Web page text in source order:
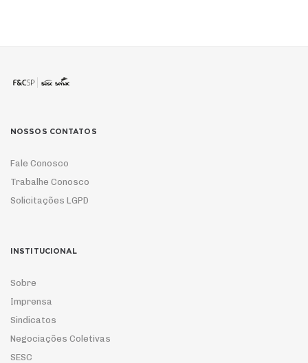
NOSSOS CONTATOS
Fale Conosco
Trabalhe Conosco
Solicitações LGPD
INSTITUCIONAL
Sobre
Imprensa
Sindicatos
Negociações Coletivas
SESC